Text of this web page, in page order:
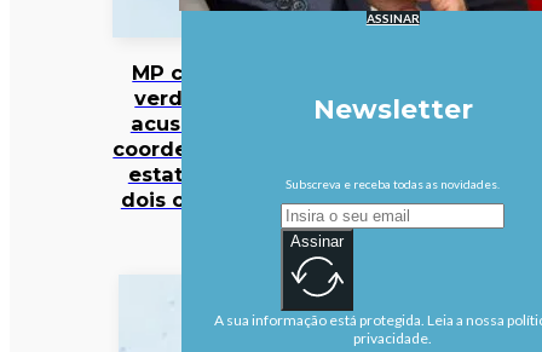
MP cabo-
verdiano
acusa ex-
coordenador
estatal de
dois crimes
ASSINAR
Newsletter
Subscreva e receba todas as novidades.
Assinar
A sua informação está protegida. Leia a nossa
privacidade.